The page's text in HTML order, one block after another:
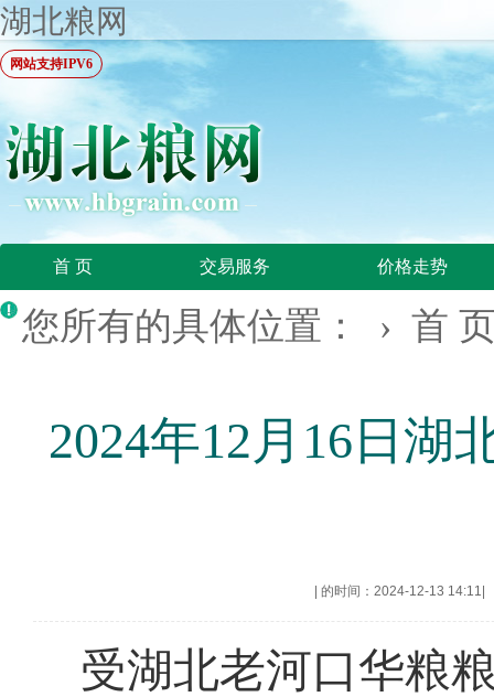
湖北粮网
网站支持IPV6
首 页 交易服务 价格走势
您所有的具体位置： › 首
2024年12月16日湖
的时间：2024-12-13 14:11
受湖北老河口华粮